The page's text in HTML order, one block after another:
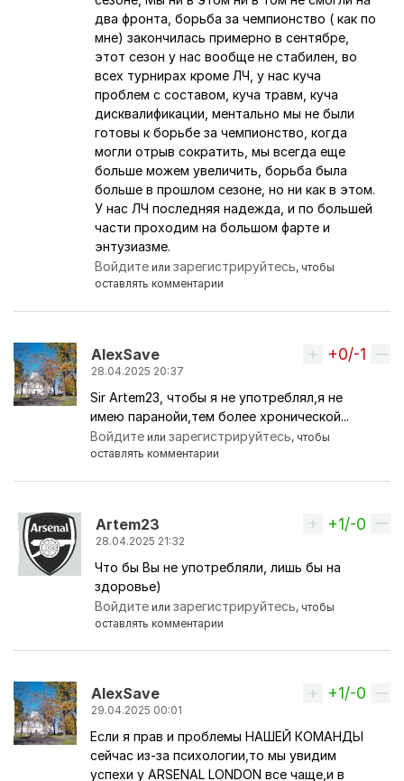
два фронта, борьба за чемпионство ( как по
мне) закончилась примерно в сентябре,
этот сезон у нас вообще не стабилен, во
всех турнирах кроме ЛЧ, у нас куча
проблем с составом, куча травм, куча
дисквалификации, ментально мы не были
готовы к борьбе за чемпионство, когда
могли отрыв сократить, мы всегда еще
больше можем увеличить, борьба была
больше в прошлом сезоне, но ни как в этом.
У нас ЛЧ последняя надежда, и по большей
части проходим на большом фарте и
энтузиазме.
Войдите илизарегистрируйтесь, чтобы
оставлять комментарии
AlexSave
28.04.2025 20:37
Вверх
+0/-1
Sir Artem23, чтобы я не употреблял,я не
имею паранойи,тем более хронической...
Войдите илизарегистрируйтесь, чтобы
оставлять комментарии
Artem23
28.04.2025 21:32
Ответ на комментарий пользователя
Вверх
+1/-0
Что бы Вы не употребляли, лишь бы на
здоровье)
Войдите илизарегистрируйтесь, чтобы
оставлять комментарии
AlexSave
29.04.2025 00:01
Вверх
+1/-0
Если я прав и проблемы НАШЕЙ КОМАНДЫ
сейчас из-за психологии,то мы увидим
успехи у ARSENAL LONDON все чаще,и в